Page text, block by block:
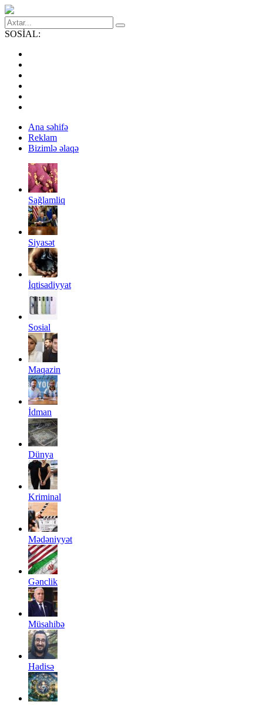
SOSİAL:
Ana səhifə
Reklam
Bizimlə əlaqə
Sağlamliq
Siyasət
İqtisadiyyat
Sosial
Maqazin
İdman
Dünya
Kriminal
Mədəniyyət
Gənclik
Müsahibə
Hadisə